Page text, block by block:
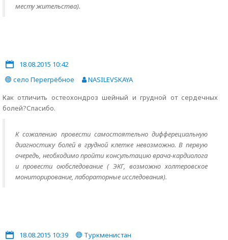
месту жительства).
18.08.2015 10:42
село Перегрёбное
NASILEVSKAYA
Как отличить остеохондроз шейный и грудной от сердечных
болей?Спасибо.
К сожалению провести самостоятельно дифферециальную
диагностику болей в грудной клетке невозможно. В первую
очередь, необходимо пройти консультацию врача-кардиолога
и провести оюбследование ( ЭКГ, возможно холтеровское
мониторирование, лабораторные исследования).
18.08.2015 10:39
Туркменистан